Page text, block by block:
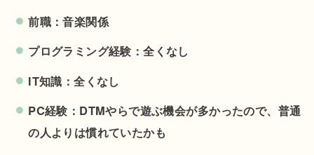
前職：音楽関係
プログラミング経験：全くなし
IT知識：全くなし
PC経験：DTMやらで遊ぶ機会が多かったので、普通
の人よりは慣れていたかも